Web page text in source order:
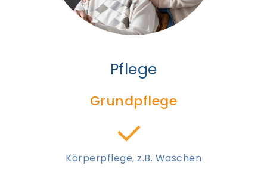
Pflege
Grundpflege
Körperpflege, z.B. Waschen